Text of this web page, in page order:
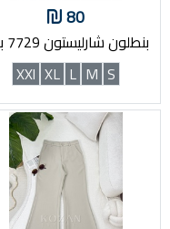
80
بنطلون شارليستون 7729 بني
S
M
L
XL
XXl